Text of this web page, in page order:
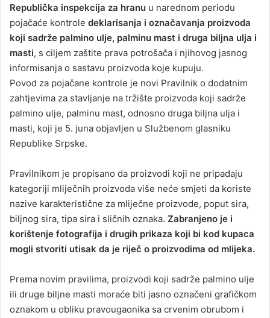
Republička inspekcija za hranu u narednom periodu
pojačaće kontrole deklarisanja i označavanja proizvoda
koji sadrže palmino ulje, palminu mast i druga biljna ulja i
masti, s ciljem zaštite prava potrošača i njihovog jasnog
informisanja o sastavu proizvoda koje kupuju.
Povod za pojačane kontrole je novi Pravilnik o dodatnim
zahtjevima za stavljanje na tržište proizvoda koji sadrže
palmino ulje, palminu mast, odnosno druga biljna ulja i
masti, koji je 5. juna objavljen u Službenom glasniku
Republike Srpske.
Pravilnikom je propisano da proizvodi koji ne pripadaju
kategoriji mliječnih proizvoda više neće smjeti da koriste
nazive karakteristične za mliječne proizvode, poput sira,
biljnog sira, tipa sira i sličnih oznaka. Zabranjeno je i
korištenje fotografija i drugih prikaza koji bi kod kupaca
mogli stvoriti utisak da je riječ o proizvodima od mlijeka.
Prema novim pravilima, proizvodi koji sadrže palmino ulje
ili druge biljne masti moraće biti jasno označeni grafičkom
oznakom u obliku pravougaonika sa crvenim obrubom i